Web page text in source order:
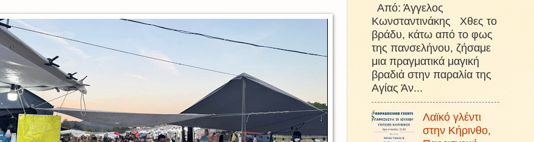
Από: Άγγελος
Κωνσταντινάκης Χθες το
βράδυ, κάτω από το φως
της πανσελήνου, ζήσαμε
μια πραγματικά μαγική
βραδιά στην παραλία της
Αγίας Άν...
Λαϊκό γλέντι
στην Κήρινθο,